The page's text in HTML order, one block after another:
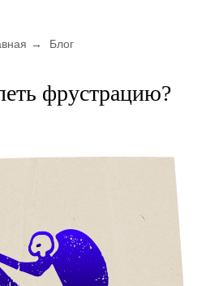
→ Блог
фрустрацию?